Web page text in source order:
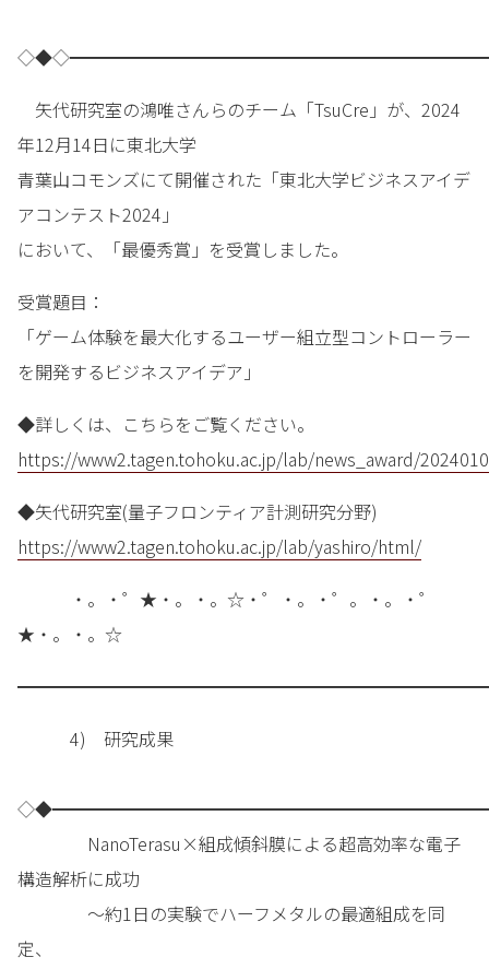
矢代研究室の鴻唯さんらのチーム「TsuCre」が、2024
年12月14日に東北大学
青葉山コモンズにて開催された「東北大学ビジネスアイデ
アコンテスト2024」
において、「最優秀賞」を受賞しました。
受賞題目：
「ゲーム体験を最大化するユーザー組立型コントローラー
を開発するビジネスアイデア」
◆詳しくは、こちらをご覧ください。
https://www2.tagen.tohoku.ac.jp/lab/news_award/
◆矢代研究室(量子フロンティア計測研究分野)
https://www2.tagen.tohoku.ac.jp/lab/yashiro/html/
・。・゜★・。・。☆・゜・。・゜。・。・゜
★・。・。☆
4) 研究成果
NanoTerasu×組成傾斜膜による超高効率な電子
構造解析に成功
～約1日の実験でハーフメタルの最適組成を同
定、